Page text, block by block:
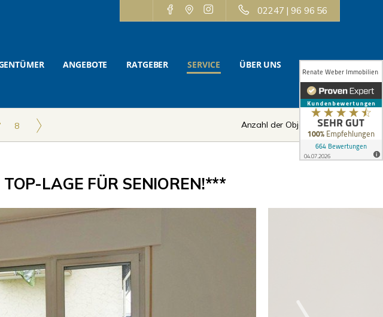
02247 | 96 96 56
ANGEBOTE RATGEBER SERVICE ÜBER UNS KONTAKT
8 Anzahl der Objekte:6 | 12
LAGE FÜR SENIOREN!***